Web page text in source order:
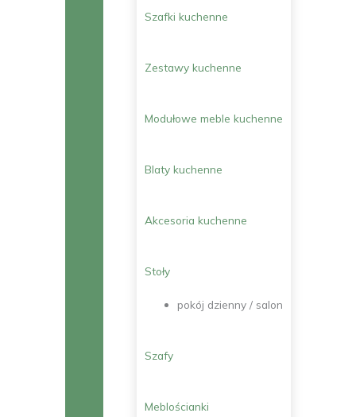
Szafki kuchenne
Zestawy kuchenne
Modułowe meble kuchenne
Blaty kuchenne
Akcesoria kuchenne
Stoły
pokój dzienny / salon
Szafy
Meblościanki